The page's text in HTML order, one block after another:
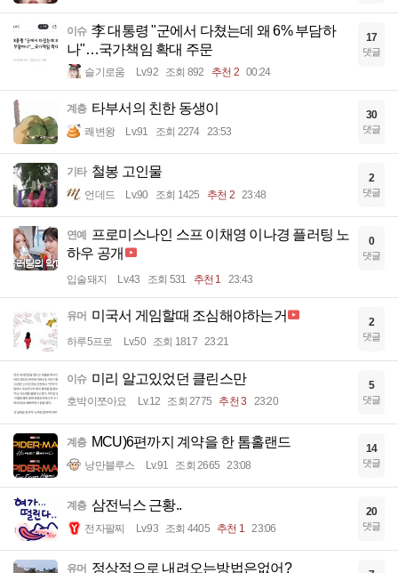
이슈 李 대통령 "군에서 다쳤는데 왜 6% 부담하
나"…국가책임 확대 주문
슬기로움 Lv.92 조회 892 추천 2 00:24
17
댓글
계층 타부서의 친한 동생이
쾌변왕 Lv.91 조회 2274 23:53
30
댓글
기타 철봉 고인물
언데드 Lv.90 조회 1425 추천 2 23:48
2
댓글
연예
프로미스나인 스프 이채영 이나경 플러팅 노
하우 공개
입술돼지 Lv.43 조회 531 추천 1 23:43
0
댓글
유머 미국서 게임할때 조심해야하는거
하루5프로 Lv.50 조회 1817 23:21
2
댓글
이슈 미리 알고있었던 클린스만
호박이쪼아요 Lv.12 조회 2775 추천 3 23:20
5
댓글
계층 MCU)6편까지 계약을 한 톰홀랜드
낭만블루스 Lv.91 조회 2665 23:08
14
댓글
계층 삼전닉스 근황..
전자팔찌 Lv.93 조회 4405 추천 1 23:06
20
댓글
유머 정상적으로 내려오는방법은없어?